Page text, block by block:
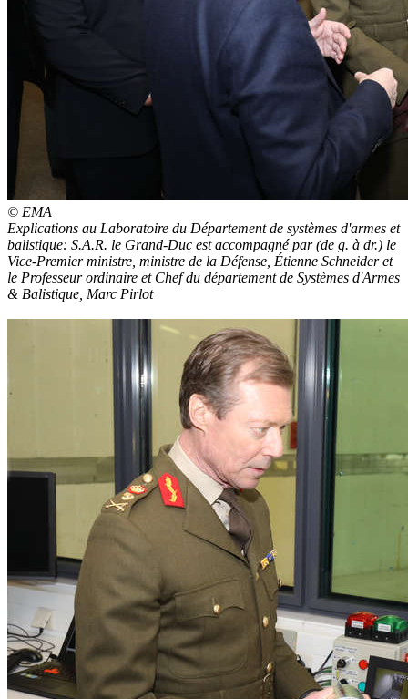
© EMA
Explications au Laboratoire du Département de systèmes d'armes et
balistique: S.A.R. le Grand-Duc est accompagné par (de g. à dr.) le
Vice-Premier ministre, ministre de la Défense, Étienne Schneider et
le Professeur ordinaire et Chef du département de Systèmes d'Armes
& Balistique, Marc Pirlot